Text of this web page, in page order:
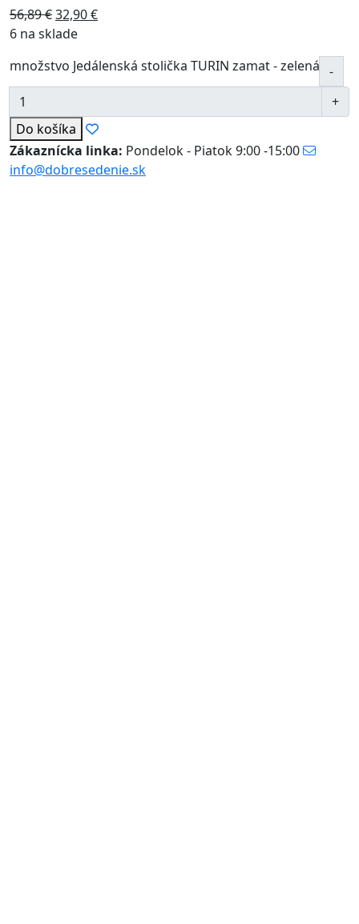
56,89€32,90€
6 na sklade
množstvo Jedálenská stolička TURIN zamat - zelená
Do košíka
Zákaznícka linka: Pondelok - Piatok 9:00 -15:00
info@dobresedenie.sk